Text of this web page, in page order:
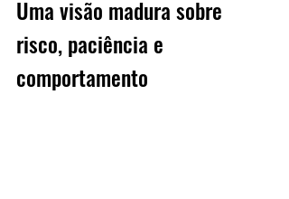
Uma visão madura sobre
risco, paciência e
comportamento